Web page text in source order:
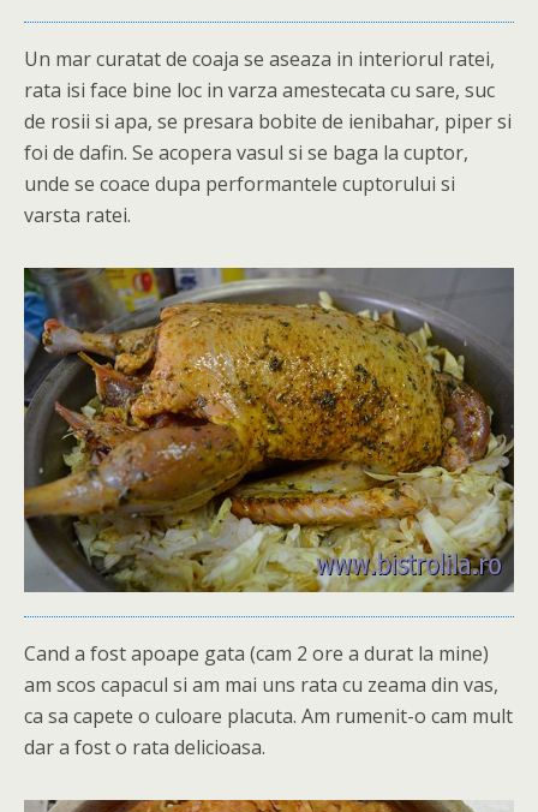
Un mar curatat de coaja se aseaza in interiorul ratei,
rata isi face bine loc in varza amestecata cu sare, suc
de rosii si apa, se presara bobite de ienibahar, piper si
foi de dafin. Se acopera vasul si se baga la cuptor,
unde se coace dupa performantele cuptorului si
varsta ratei.
Cand a fost apoape gata (cam 2 ore a durat la mine)
am scos capacul si am mai uns rata cu zeama din vas,
ca sa capete o culoare placuta. Am rumenit-o cam mult
dar a fost o rata delicioasa.